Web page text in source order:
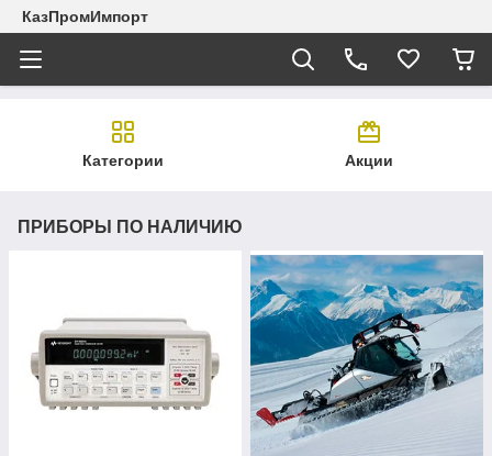
КазПромИмпорт
Категории Акции
ПРИБОРЫ ПО НАЛИЧИЮ